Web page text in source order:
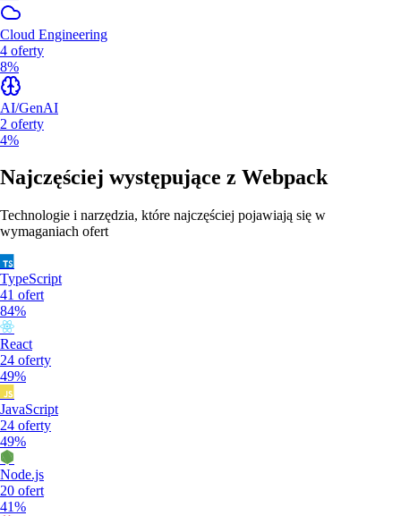
Cloud Engineering
4 oferty
8%
AI/GenAI
2 oferty
4%
Najczęściej występujące z Webpack
Technologie i narzędzia, które najczęściej pojawiają się w
wymaganiach ofert
TypeScript
41 ofert
84%
React
24 oferty
49%
JavaScript
24 oferty
49%
Node.js
20 ofert
41%